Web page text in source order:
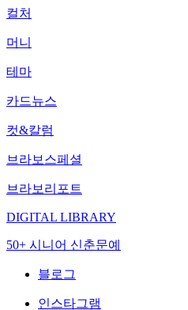
컬처
머니
테마
카드뉴스
컷&칼럼
브라보스페셜
브라보리포트
DIGITAL LIBRARY
50+ 시니어 신춘문예
블로그
인스타그램